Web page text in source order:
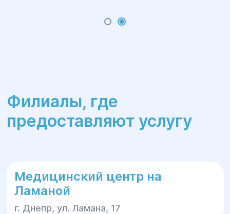
Филиалы, где
предоставляют услугу
Медицинский центр на
Ламаной
г. Днепр, ул. Ламана, 17